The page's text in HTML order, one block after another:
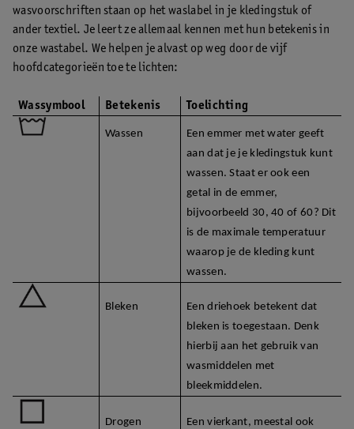
wasvoorschriften staan op het waslabel in je kledingstuk of
ander textiel. Je leert ze allemaal kennen met hun betekenis in
onze wastabel. We helpen je alvast op weg door de vijf
hoofdcategorieën toe te lichten:
Wassymbool Betekenis Toelichting
Wassen
Een emmer met water geeft
aan dat je je kledingstuk kunt
wassen. Staat er ook een
getal in de emmer,
bijvoorbeeld 30, 40 of 60? Dit
is de maximale temperatuur
waarop je de kleding kunt
wassen.
Bleken
Een driehoek betekent dat
bleken is toegestaan. Denk
hierbij aan het gebruik van
wasmiddelen met
bleekmiddelen.
Drogen
Een vierkant, meestal ook